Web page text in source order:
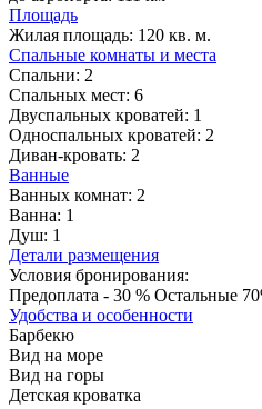
Площадь
Жилая площадь: 120 кв. м.
Спальные комнаты и места
Спальни: 2
Спальных мест: 6
Двуспальных кроватей: 1
Односпальных кроватей: 2
Диван-кровать: 2
Ванные
Ванных комнат: 2
Ванна: 1
Душ: 1
Детали размещения
Условия бронирования:
Предоплата - 30 % Остальные
Удобства и особенности
Барбекю
Вид на море
Вид на горы
Детская кроватка